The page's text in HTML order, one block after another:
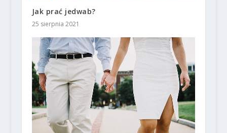
Jak prać jedwab?
25 sierpnia 2021